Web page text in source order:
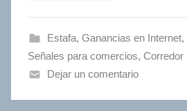
Estafa, Ganancias en Internet,
Señales para comercios, Сorredor
Dejar un comentario